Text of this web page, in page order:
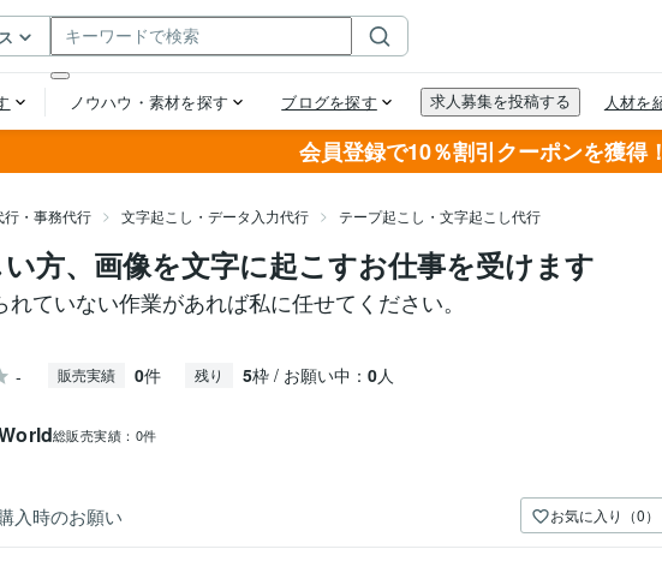
会員登録で10％割引クーポンを獲得！
行・事務代行 文字起こし・データ入力代行 テープ起こし・文字起こし代行
方、画像を文字に起こすお仕事を受けます
れていない作業があれば私に任せてください。
- 販売実績 0件 残り 5枠 / お願い中： 0人
総販売実績： 0件
入時のお願い お気に入り（0）